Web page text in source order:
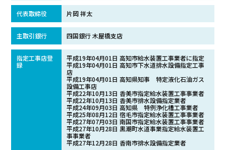
代表取締役 片岡 祥太
主取引銀行 四国銀行 木屋橋支店
指定工事店登
録
平成19年04月01日 高知市給水装置工事業者に指定
平成19年04月01日 高知市下水道排水設備指定工事
店
平成19年04月01日 高知県知事 特定液化石油ガス
設備工事店
平成22年10月13日 香美市指定給水装置工事事業者
平成22年10月13日 香美市排水設備指定業者
平成24年09月03日 高知県 特例浄化槽工事業者
平成25年08月12日 宿毛市指定給水装置工事事業者
平成27年07月03日 南国市指定給水装置工事事業者
平成27年10月28日 黒潮町水道事業指定給水装置工
事事業者
平成27年12月28日 香南市排水設備指定業者